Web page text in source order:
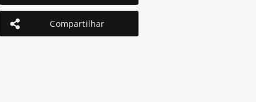
Compartilhar